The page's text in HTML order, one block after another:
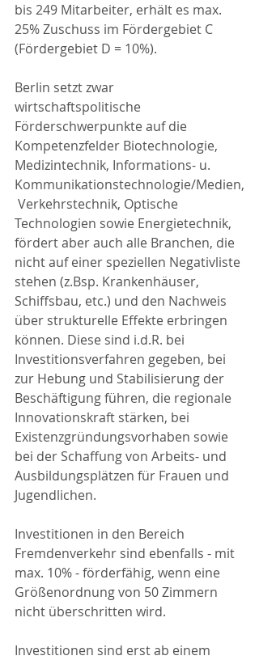
bis 249 Mitarbeiter, erhält es max.
25% Zuschuss im Fördergebiet C
(Fördergebiet D = 10%).
Berlin setzt zwar
wirtschaftspolitische
Förderschwerpunkte auf die
Kompetenzfelder Biotechnologie,
Medizintechnik, Informations- u.
Kommunikationstechnologie/Medien,
Verkehrstechnik, Optische
Technologien sowie Energietechnik,
fördert aber auch alle Branchen, die
nicht auf einer speziellen Negativliste
stehen (z.Bsp. Krankenhäuser,
Schiffsbau, etc.) und den Nachweis
über strukturelle Effekte erbringen
können. Diese sind i.d.R. bei
Investitionsverfahren gegeben, bei
zur Hebung und Stabilisierung der
Beschäftigung führen, die regionale
Innovationskraft stärken, bei
Existenzgründungsvorhaben sowie
bei der Schaffung von Arbeits- und
Ausbildungsplätzen für Frauen und
Jugendlichen.
Investitionen in den Bereich
Fremdenverkehr sind ebenfalls - mit
max. 10% - förderfähig, wenn eine
Größenordnung von 50 Zimmern
nicht überschritten wird.
Investitionen sind erst ab einem